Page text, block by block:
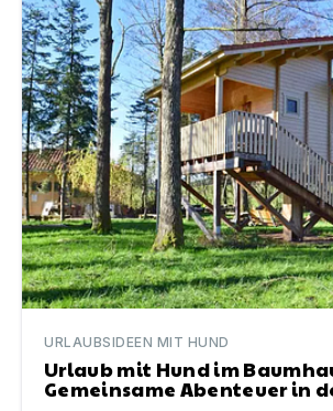
URLAUBSIDEEN MIT HUND
Urlaub mit Hund im
Gemeinsame Abenteuer in